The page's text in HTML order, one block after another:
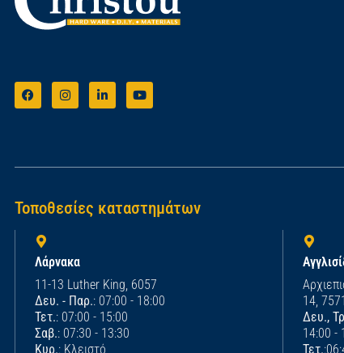
Τοποθεσίες καταστημάτων
Λάρνακα
11-13 Luther King, 6057
Δευ. - Παρ.: 07:00 - 18:00
Τετ.: 07:00 - 15:00
Σαβ.: 07:30 - 13:30
Κυρ.: Κλειστό
14, 7571
Δευ.,
14:00 -
Τετ.